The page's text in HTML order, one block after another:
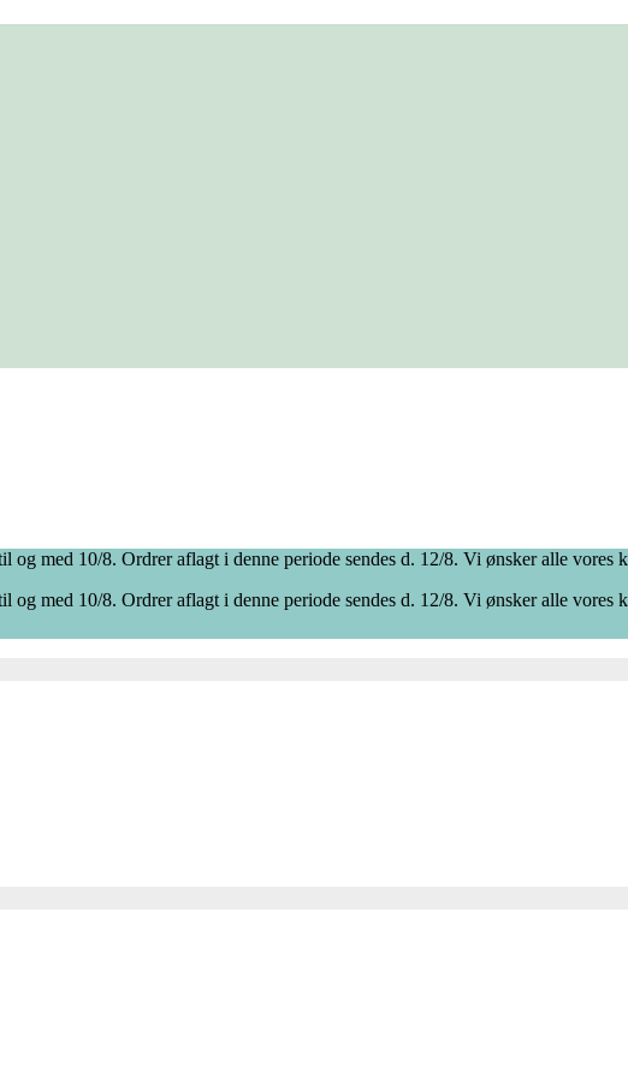
med 10/8. Ordrer aflagt i denne periode sendes d. 12/8. Vi ønsker alle vores
med 10/8. Ordrer aflagt i denne periode sendes d. 12/8. Vi ønsker alle vores